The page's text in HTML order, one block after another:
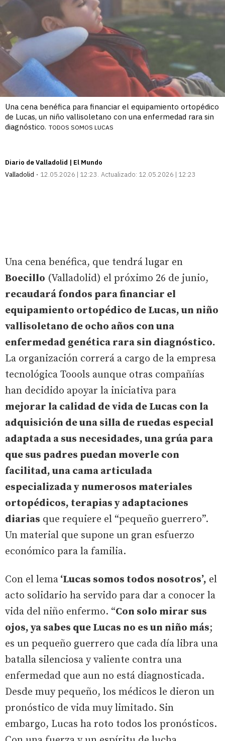
Una cena benéfica para financiar el equipamiento ortopédico
de Lucas, un niño vallisoletano con una enfermedad rara sin
diagnóstico. TODOS SOMOS LUCAS
Diario de Valladolid | El Mundo
Valladolid
12.05.2026 | 12:23 Actualizado: 12.05.2026 | 12:23
Una cena benéfica, que tendrá lugar en
Boecillo (Valladolid) el próximo 26 de junio,
recaudará fondos para financiar el
equipamiento ortopédico de Lucas, un niño
vallisoletano de ocho años con una
enfermedad genética rara sin diagnóstico.
La organización correrá a cargo de la empresa
tecnológica Toools aunque otras compañías
han decidido apoyar la iniciativa para
mejorar la calidad de vida de Lucas con la
adquisición de u­na silla de ruedas especial
adaptada a sus necesidades, una grúa para
que sus padres puedan moverle con
facilitad, una cama articulada
especializada y numerosos materiales
ortopédicos, terapias y adaptaciones
diarias que requiere el “pequeño guerrero”.
Un material que supone un gran esfuerzo
económico para la familia.
Con el lema ‘Lucas somos todos nosotros’, el
acto solidario ha servido para dar a conocer la
vida del niño enfermo. “Con solo mirar sus
ojos, ya sabes que Lucas no es un niño más;
es un pequeño guerrero que cada día libra una
batalla silenciosa y valiente contra una
enfermedad que aun no está diagnosticada.
Desde muy pequeño, los médicos le dieron un
pronóstico de vida muy limitado. Sin
embargo, Lucas ha roto todos los pronósticos.